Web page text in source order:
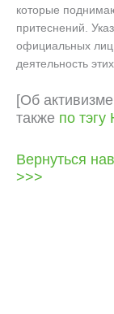
которые
притеснений.
официальных лиц
деятельность
[Об
также по
Вернуться
>>>